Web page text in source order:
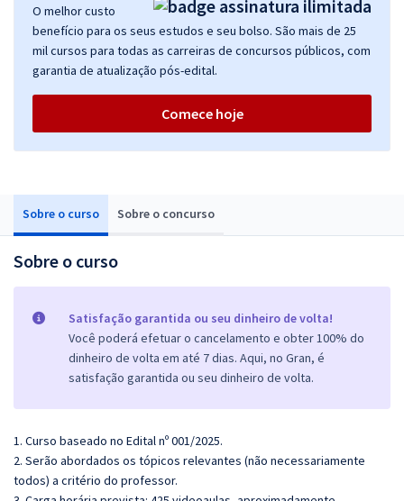
Sobre o curso Sobre o concurso
Sobre o curso
Satisfação garantida ou seu dinheiro de volta!
Você poderá efetuar o cancelamento e obter 100% do
dinheiro de volta em até 7 dias. Aqui, no Gran, é
satisfação garantida ou seu dinheiro de volta.
1. Curso baseado no Edital nº 001/2025.
2. Serão abordados os tópicos relevantes (não necessariamente
todos) a critério do professor.
O melhor custo
benefício para os seus estudos e seu bolso. São mais de 25
mil cursos para todas as carreiras de concursos públicos, com
garantia de atualização pós-edital.
Comece hoje